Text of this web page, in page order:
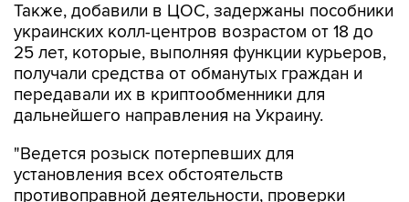
Также, добавили в ЦОС, задержаны пособники
украинских колл-центров возрастом от 18 до
25 лет, которые, выполняя функции курьеров,
получали средства от обманутых граждан и
передавали их в криптообменники для
дальнейшего направления на Украину.
"Ведется розыск потерпевших для
установления всех обстоятельств
противоправной деятельности, проверки